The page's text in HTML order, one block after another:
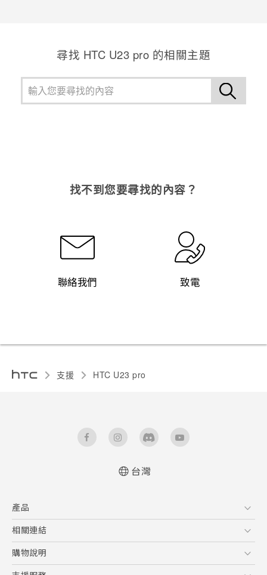
尋找 HTC U23 pro 的相關主題
找不到您要尋找的內容？
聯絡我們 致電
支援 HTC U23 pro‎
User manual
台灣
產品
5G
智慧型手機
配件
相關連結
HTC Research
購物說明